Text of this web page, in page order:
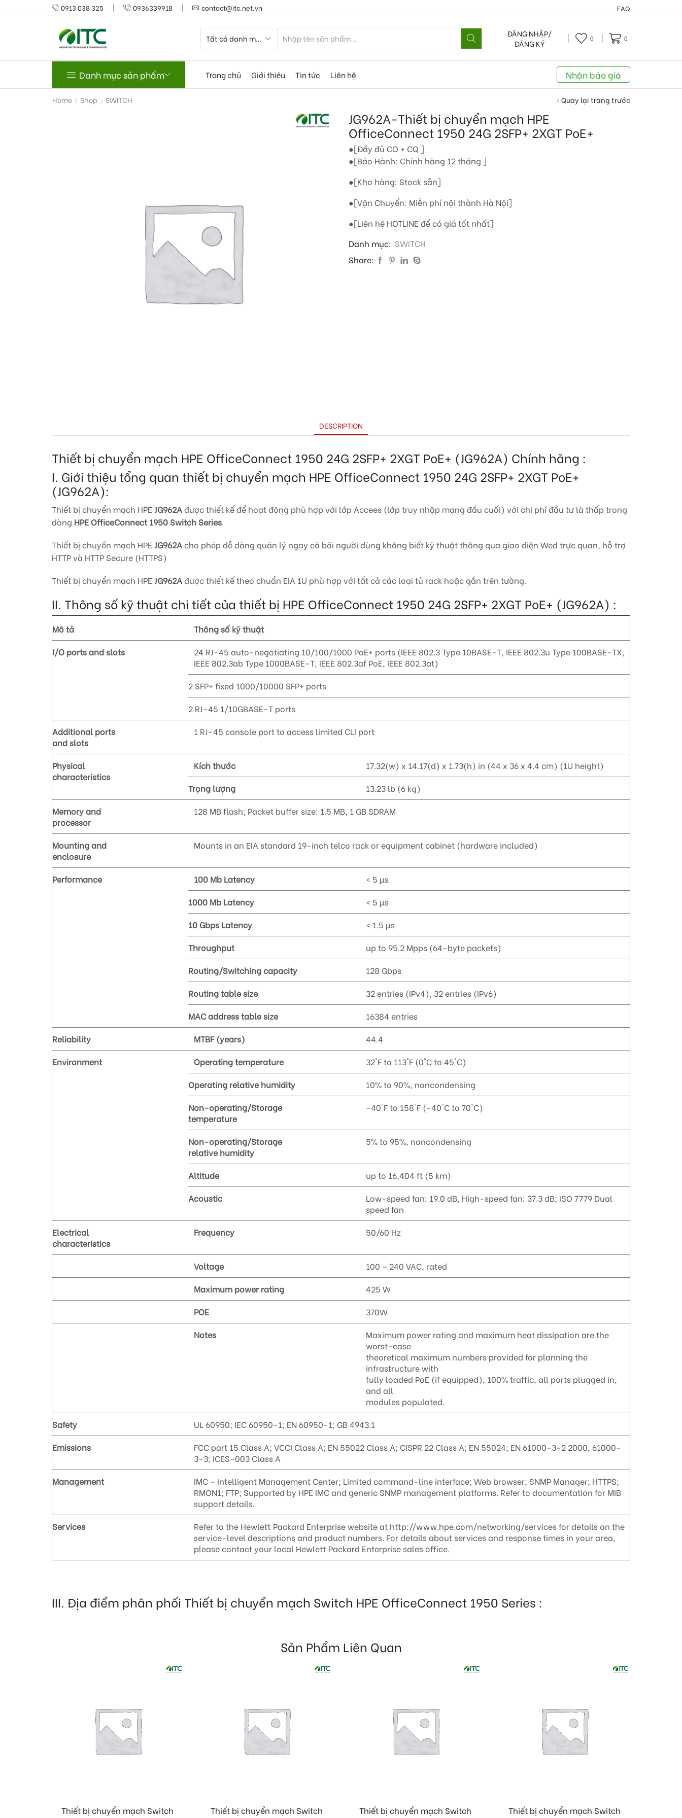
0913 038 325 0936339918 contact@itc.net.vn FAQ
ĐĂNG NHẬP/
ĐĂNG KÝ
0 0
Danh mục sản phẩm Trang chủ Giới thiệu Tin tức Liên hệ Nhận báo giá
Home Shop SWITCH Quay lại trang trước
JG962A-Thiết bị chuyển mạch HPE
OfficeConnect 1950 24G 2SFP+ 2XGT PoE+
●[Đầy đủ CO + CQ ]
●[Bảo Hành: Chính hãng 12 tháng ]
●[Kho hàng: Stock sẵn]
●[Vận Chuyển: Miễn phí nội thành Hà Nội]
●[Liên hệ HOTLINE để có giá tốt nhất]
Danh mục: SWITCH
Share:
DESCRIPTION
Thiết bị chuyển mạch HPE OfficeConnect 1950 24G 2SFP+ 2XGT PoE+ (JG962A) Chính hãng :
I. Giới thiệu tổng quan thiết bị chuyển mạch HPE OfficeConnect 1950 24G 2SFP+ 2XGT PoE+
(JG962A):
Thiết bị chuyển mạch HPE JG962Ađược thiết kế để hoạt động phù hợp với lớp Accees (lớp truy nhập mạng đầu cuối) với chi phí đầu tư là thấp trong
dòng HPE OfficeConnect 1950 Switch Series
Thiết bị chuyển mạch HPE JG962Acho phép dễ dàng quản lý ngay cả bởi người dùng không biết kỹ thuật thông qua giao diện Wed trực quan, hỗ trợ
HTTP và HTTP Secure (HTTPS)
Thiết bị chuyển mạch HPE JG962Ađược thiết kế theo chuẩn EIA 1U phù hợp với tất cả các loại tủ rack hoặc gắn trên tường.
II. Thông số kỹ thuật chi tiết của thiết bị HPE OfficeConnect 1950 24G 2SFP+ 2XGT PoE+ (JG962A) :
Mô tả
Thông số kỹ thuật
I/O ports and slots
24 RJ-45 auto-negotiating 10/100/1000 PoE+ ports (IEEE 802.3 Type 10BASE-T, IEEE 802.3u Type 100BASE-TX,
IEEE 802.3ab Type 1000BASE-T, IEEE 802.3af PoE, IEEE 802.3at)
2 SFP+ fixed 1000/10000 SFP+ ports
2 RJ-45 1/10GBASE-T ports
Additional ports
and slots
1 RJ-45 console port to access limited CLI port
Physical
characteristics
Kích thước
17.32(w) x 14.17(d) x 1.73(h) in (44 x 36 x 4.4 cm) (1U height)
Trọng lượng
13.23 lb (6 kg)
Memory and
processor
128 MB flash; Packet buffer size: 1.5 MB, 1 GB SDRAM
Mounting and
enclosure
Mounts in an EIA standard 19-inch telco rack or equipment cabinet (hardware included)
Performance 100 Mb Latency
< 5 µs
1000 Mb Latency
< 5 µs
10 Gbps Latency
< 1.5 µs
Throughput
up to 95.2 Mpps (64-byte packets)
Routing/Switching capacity
128 Gbps
Routing table size
32 entries (IPv4), 32 entries (IPv6)
MAC address table size
16384 entries
Reliability
MTBF (years)
44.4
Environment
Operating temperature
32°F to 113°F (0°C to 45°C)
Operating relative humidity
10% to 90%, noncondensing
Non-operating/Storage
temperature
-40°F to 158°F (-40°C to 70°C)
Non-operating/Storage
relative humidity
5% to 95%, noncondensing
Altitude
up to 16,404 ft (5 km)
Acoustic
Low-speed fan: 19.0 dB, High-speed fan: 37.3 dB; ISO 7779 Dual
speed fan
Electrical
characteristics
Frequency 50/60 Hz
Voltage
100 – 240 VAC, rated
Maximum power rating
425 W
POE
370W
Notes
Maximum power rating and maximum heat dissipation are the
worst-case
theoretical maximum numbers provided for planning the
infrastructure with
fully loaded PoE (if equipped), 100% traffic, all ports plugged in,
and all
modules populated.
Safety
UL 60950; IEC 60950-1; EN 60950-1; GB 4943.1
Emissions
FCC part 15 Class A; VCCI Class A; EN 55022 Class A; CISPR 22 Class A; EN 55024; EN 61000-3-2 2000, 61000-
3-3; ICES-003 Class A
Management
IMC – Intelligent Management Center; Limited command-line interface; Web browser; SNMP Manager; HTTPS;
RMON1; FTP; Supported by HPE IMC and generic SNMP management platforms. Refer to documentation for MIB
support details.
Services
Refer to the Hewlett Packard Enterprise website at http://www.hpe.com/networking/services for details on the
service-level descriptions and product numbers. For details about services and response times in your area,
please contact your local Hewlett Packard Enterprise sales office.
III. Địa điểm phân phối Thiết bị chuyển mạch Switch HPE OfficeConnect 1950 Series :
Sản Phẩm Liên Quan
Thiết bị chuyển mạch Switch
Thiết bị chuyển mạch Switch
Thiết bị chuyển mạch Switch
Thiết bị chuyển mạch Switch